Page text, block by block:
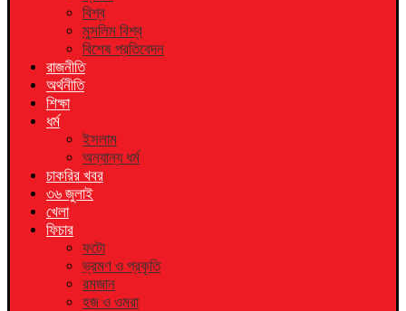
বিশ্ব
মুসলিম বিশ্ব
বিশেষ প্রতিবেদন
রাজনীতি
অর্থনীতি
শিক্ষা
ধর্ম
ইসলাম
অন্যান্য ধর্ম
চাকরির খবর
৩৬ জুলাই
খেলা
ফিচার
ফটো
ভ্রমণ ও প্রকৃতি
রমজান
হজ ও ওমরা